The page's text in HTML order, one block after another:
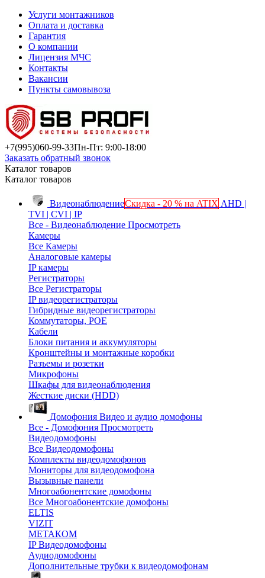
Услуги монтажников
Оплата и доставка
Гарантия
О компании
Лицензия МЧС
Контакты
Вакансии
Пункты самовывоза
+7(995)060-99-33Пн-Пт: 9:00-18:00
Заказать обратный звонок
Каталог товаров
Каталог товаров
ВидеонаблюдениеСкидка - 20 % на ATIX AHD |
TVI | CVI | IP
Все - Видеонаблюдение Просмотреть
Камеры
Все Камеры
Аналоговые камеры
IP камеры
Регистраторы
Все Регистраторы
IP видеорегистраторы
Гибридные видеорегистраторы
Коммутаторы, POE
Кабели
Блоки питания и аккумуляторы
Кронштейны и монтажные коробки
Разъемы и розетки
Микрофоны
Шкафы для видеонаблюдения
Жесткие диски (HDD)
Домофония Видео и аудио домофоны
Все - Домофония Просмотреть
Видеодомофоны
Все Видеодомофоны
Комплекты видеодомофонов
Мониторы для видеодомофона
Вызывные панели
Многоабонентские домофоны
Все Многоабонентские домофоны
ELTIS
VIZIT
МЕТАКОМ
IP Видеодомофоны
Аудиодомофоны
Дополнительные трубки к видеодомофонам